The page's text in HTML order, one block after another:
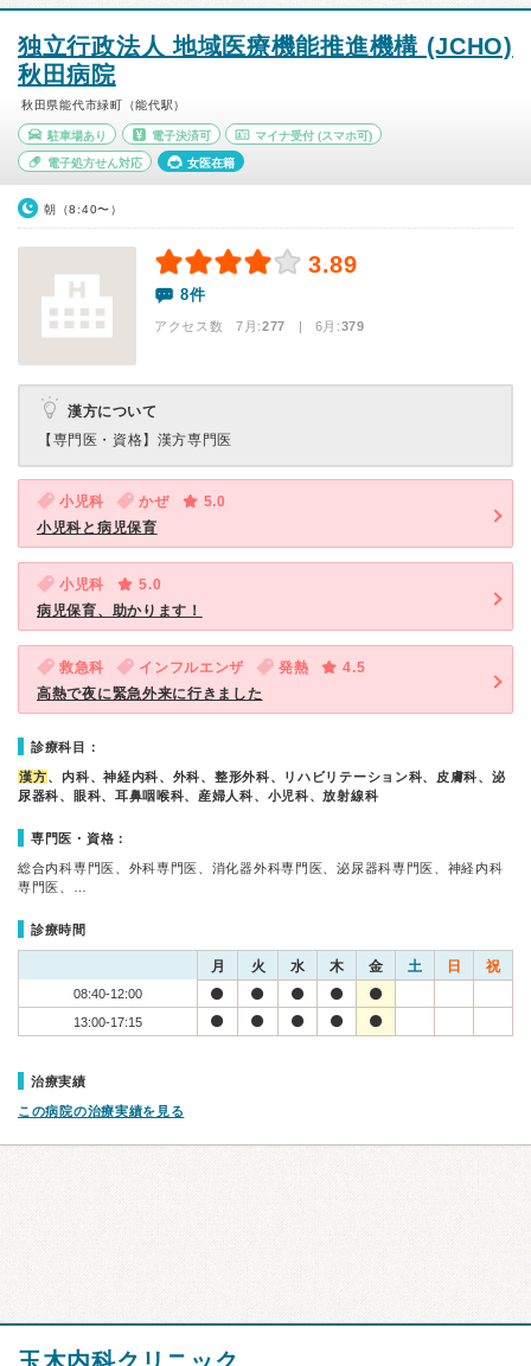
独立行政法人 地域医療機能推進機構 (JCHO)
秋田病院
秋田県能代市緑町（能代駅）
駐車場あり 電子決済可 マイナ受付 (スマホ可)
電子処方せん対応 女医在籍
朝（8:40〜）
3.89
8件
アクセス数 7月:277 | 6月:379
漢方について
【専門医・資格】 漢方専門医
小児科 かぜ
5.0
小児科と病児保育
小児科
5.0
病児保育、助かります！
救急科 インフルエンザ 発熱
4.5
高熱で夜に緊急外来に行きました
診療科目：
漢方、内科、神経内科、外科、整形外科、リハビリテーション科、皮膚科、泌
尿器科、眼科、耳鼻咽喉科、産婦人科、小児科、放射線科
専門医・資格：
総合内科専門医、外科専門医、消化器外科専門医、泌尿器科専門医、神経内科
専門医、…
診療時間
月 火 水 木 金 土 日 祝
08:40-12:00
13:00-17:15
治療実績
この病院の治療実績を見る